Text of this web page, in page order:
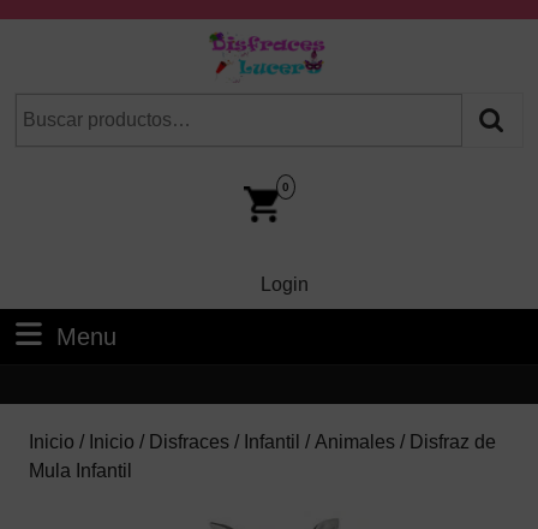
Cuando hay resultados autocompletados, puedes utilizar
0
LoginLogin
Menu
Inicio / Inicio / Disfraces / Infantil / Animales / Disfraz de
Mula Infantil